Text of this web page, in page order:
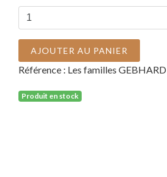
AJOUTER AU PANIER
Référence : Les familles GEBHARD
Produit en stock